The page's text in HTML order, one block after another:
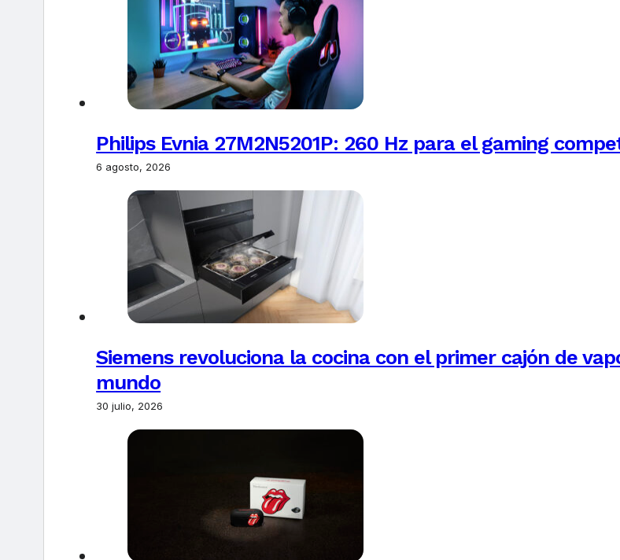
Philips Evnia 27M2N5201P: 260 Hz para el gaming
6 agosto, 2026
Siemens revoluciona la cocina con el primer cajón de
mundo
30 julio, 2026